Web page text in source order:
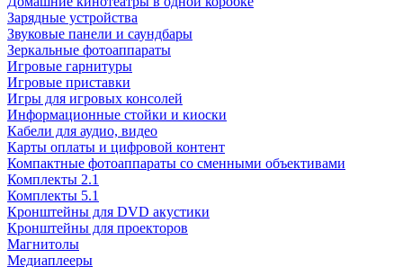
Зарядные устройства
Звуковые панели и саундбары
Зеркальные фотоаппараты
Игровые гарнитуры
Игровые приставки
Игры для игровых консолей
Информационные стойки и киоски
Кабели для аудио, видео
Карты оплаты и цифровой контент
Компактные фотоаппараты со сменными объективами
Комплекты 2.1
Комплекты 5.1
Кронштейны для DVD акустики
Кронштейны для проекторов
Магнитолы
Медиаплееры